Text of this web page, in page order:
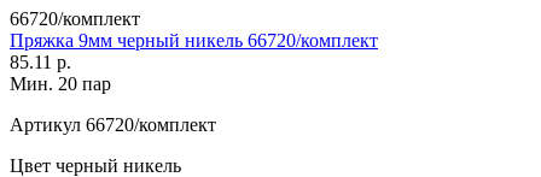
66720/комплект
Пряжка 9мм черный никель 66720/комплект
85.11 р.
Мин. 20 пар
Артикул 66720/комплект
Цвет черный никель